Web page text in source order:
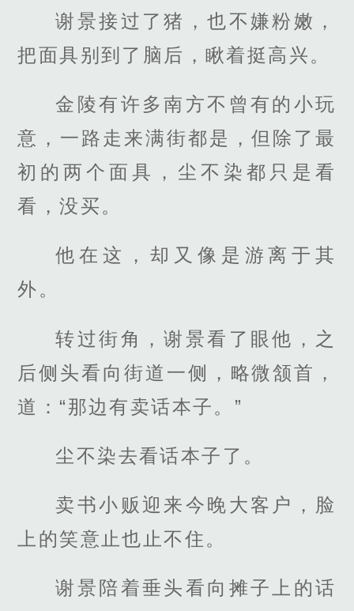
谢景接过了猪，也不嫌粉嫩，
把面具别到了脑后，瞅着挺高兴。
金陵有许多南方不曾有的小玩
意，一路走来满街都是，但除了最
初的两个面具，尘不染都只是看
看，没买。
他在这，却又像是游离于其
外。
转过街角，谢景看了眼他，之
后侧头看向街道一侧，略微颔首，
道：“那边有卖话本子。”
尘不染去看话本子了。
卖书小贩迎来今晚大客户，脸
上的笑意止也止不住。
谢景陪着垂头看向摊子上的话